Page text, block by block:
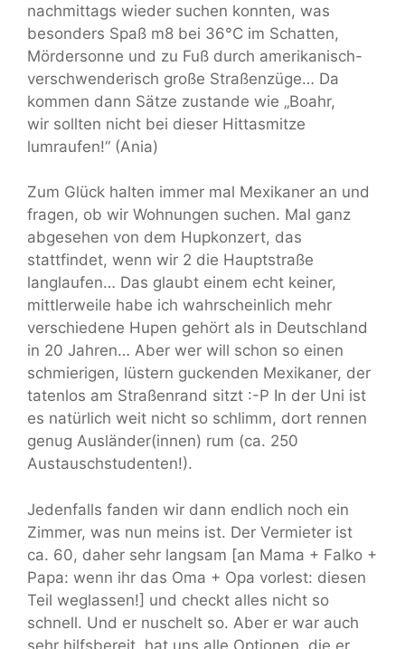
nachmittags wieder suchen konnten, was
besonders Spaß m8 bei 36°C im Schatten,
Mördersonne und zu Fuß durch amerikanisch-
verschwenderisch große Straßenzüge… Da
kommen dann Sätze zustande wie „Boahr,
wir sollten nicht bei dieser Hittasmitze
lumraufen!“ (Ania)
Zum Glück halten immer mal Mexikaner an und
fragen, ob wir Wohnungen suchen. Mal ganz
abgesehen von dem Hupkonzert, das
stattfindet, wenn wir 2 die Hauptstraße
langlaufen… Das glaubt einem echt keiner,
mittlerweile habe ich wahrscheinlich mehr
verschiedene Hupen gehört als in Deutschland
in 20 Jahren… Aber wer will schon so einen
schmierigen, lüstern guckenden Mexikaner, der
tatenlos am Straßenrand sitzt :-P In der Uni ist
es natürlich weit nicht so schlimm, dort rennen
genug Ausländer(innen) rum (ca. 250
Austauschstudenten!).
Jedenfalls fanden wir dann endlich noch ein
Zimmer, was nun meins ist. Der Vermieter ist
ca. 60, daher sehr langsam [an Mama + Falko +
Papa: wenn ihr das Oma + Opa vorlest: diesen
Teil weglassen!] und checkt alles nicht so
schnell. Und er nuschelt so. Aber er war auch
sehr hilfsbereit, hat uns alle Optionen, die er